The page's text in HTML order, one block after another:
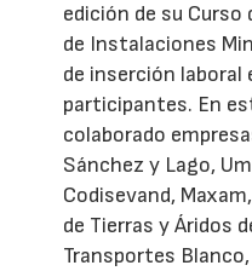
edición de su Curso
de Instalaciones
de inserción laboral
participantes. En
colaborado
Sánchez y Lago,
Codisevand,
de Tierras y Áridos
Transportes